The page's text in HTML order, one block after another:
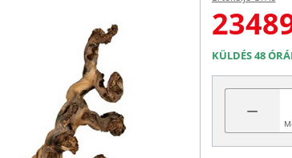
KÜLDÉS 48
−